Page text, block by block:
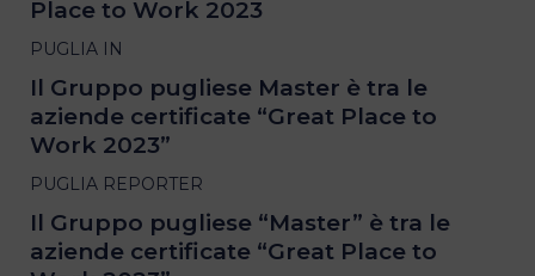
Place to Work 2023
PUGLIA IN
Il Gruppo pugliese Master è tra le
aziende certificate “Great Place to
Work 2023”
PUGLIA REPORTER
Il Gruppo pugliese “Master” è tra le
aziende certificate “Great Place to